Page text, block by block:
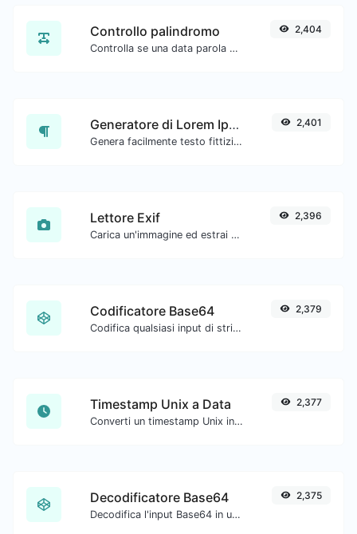
Controllo palindromo
Controlla se una data parola o frase è un palindromo (se si legge allo stesso modo avanti e indietro).
2,404
Generatore di Lorem Ipsum
Genera facilmente testo fittizio con il generatore di Lorem Ipsum.
2,401
Lettore Exif
Carica un'immagine ed estrai i dati da essa.
2,396
Codificatore Base64
Codifica qualsiasi input di stringa in Base64.
2,379
Timestamp Unix a Data
Converti un timestamp Unix in UTC e nella tua data locale.
2,377
Decodificatore Base64
Decodifica l'input Base64 in una stringa.
2,375